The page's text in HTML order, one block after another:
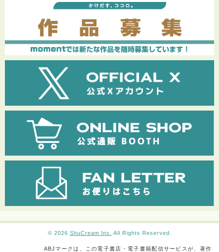
© 2026 ShuCream Inc. All Rights Reserved.
ABJマークは、この電子書店・電子書籍配信サービスが、著作